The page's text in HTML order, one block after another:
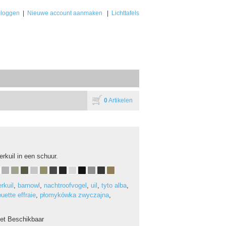
Nieuwe account aanmaken Lichttafels
0Artikelen
in een schuur.
, barnowl , nachtroofvogel , uil , tyto alba,
effraie, płomykówka zwyczajna,
Beschikbaar